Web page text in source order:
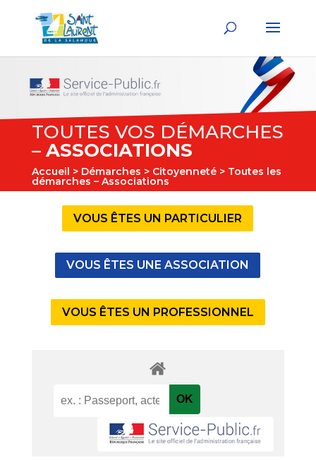
TOUTES VOS DÉMARCHES
– ASSOCIATIONS
Accueil > Démarches > Citoyenneté> Toutes les
démarches – Associations
VOUS ÊTES UN PARTICULIER
VOUS ÊTES UNE ASSOCIATION
VOUS ÊTES UN PROFESSIONNEL